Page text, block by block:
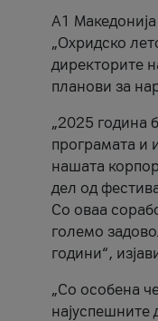
A1
„Охридско
директорите
планови за
„2025 година
програмата и
нашата
дел од
Со оваа
големо
години“,
„Со особена
најуспешните